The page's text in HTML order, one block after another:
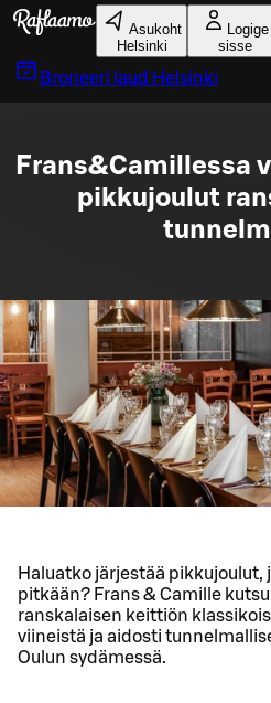
Liigu peamise sisu juurde
Asukoht
Helsinki
Logige
sisse
Broneeri laud Helsinki
Frans&Camillessa
pikkujoulut
Haluatko järjestää pikkujoulut,
pitkään? Frans & Camille
ranskalaisen keittiön
viineistä ja aidosti
Oulun sydämessä.